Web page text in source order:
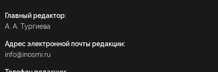
Главный редактор:
А. А. Тургиева
Адрес электронной почты редакции:
info@inosmi.ru